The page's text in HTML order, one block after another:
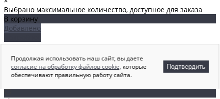
Выбрано максимальное количество, доступное для заказа
В корзину
Добавлено
В корзину
Добавлено
Подробнее
Общая стоимость
Продолжая использовать наш сайт, вы даете
согласие на обработку файлов cookie, которые
обеспечивают правильную работу сайта.
Подтвердить